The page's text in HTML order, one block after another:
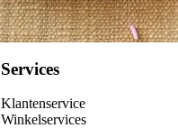
Services
Klantenservice
Winkelservices